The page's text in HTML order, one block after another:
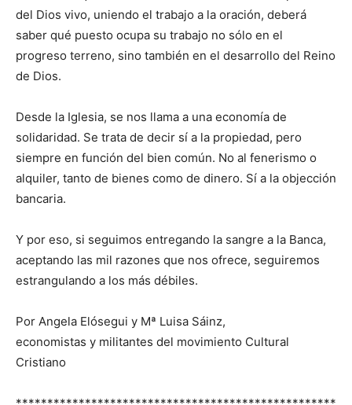
del Dios vivo, uniendo el trabajo a la oración, deberá
saber qué puesto ocupa su trabajo no sólo en el
progreso terreno, sino también en el desarrollo del Reino
de Dios.
Desde la Iglesia, se nos llama a una economía de
solidaridad. Se trata de decir sí a la propiedad, pero
siempre en función del bien común. No al fenerismo o
alquiler, tanto de bienes como de dinero. Sí a la objección
bancaria.
Y por eso, si seguimos entregando la sangre a la Banca,
aceptando las mil razones que nos ofrece, seguiremos
estrangulando a los más débiles.
Por Angela Elósegui y Mª Luisa Sáinz,
economistas y militantes del movimiento Cultural
Cristiano